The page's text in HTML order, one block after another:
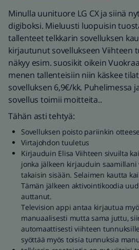
Minulla uunituore LG CX ja siinä
digiboksi. Mieluusti luopuisin
tallenteet telkkarin sovelluksen
kirjautunut sovellukseen Viihteen
näkyy esim. suosikit oikein
menen tallenteisiin niin käskee
sovelluksen 6,9€/kk. Puhelimessa
sovellus toimii moitteita..
Tähän asti tehtyä:
Sovelluksen poisto pariinkin
Virtajohdon tuuletus
Kirjauduin Elisa Viihteen sivuilta
jonka jälkeen kirjauduin
takaisin sisään. Selaimen kautta
Tämän jälkeen aktivointikoodia
auttanut.
Television appi antaa kirjautua
manuaalisesti mutta sama juttu,
automaattisesti viihteen
syöttää myös toisia tunnuksia